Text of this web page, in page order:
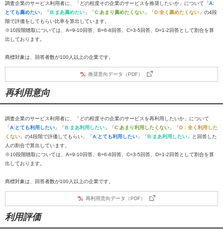
調査企業のサービス利用者に、「どの程度その企業のサービスを推奨したいか」について「A:
とても薦めたい 」「B:まあ薦めたい 」「C:あまり薦めたくない 」「D:全く薦めたくない 」の4段
階で評価をしてもらい比率を算出しています。
※10段階聴取については、A=9-10回答、B=6-8回答、C=3-5回答、D=1-2回答として割合を算
出しております。
商標対象は、回答者数が100人以上の企業です。
推奨意向データ（PDF）
再利用意向
調査企業のサービス利用者に、「どの程度その企業のサービスを再利用したいか」について
「A:とても利用したい 」「B:まあ利用したい 」「C:あまり利用したくない 」「D：全く利用した
くない 」の4段階で評価してもらい、「A:とても利用したい 」「B:まあ利用したい 」と回答した
人の割合で算出しています。
※10段階聴取については、A=9-10回答、B=6-8回答、C=3-5回答、D=1-2回答として割合を算
出しております。
商標対象は、回答者数が100人以上の企業です。
再利用意向データ（PDF）
利用評価